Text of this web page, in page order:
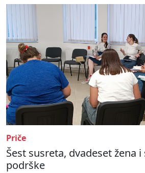
Priče
Šest susreta, dvadeset žena
podrške